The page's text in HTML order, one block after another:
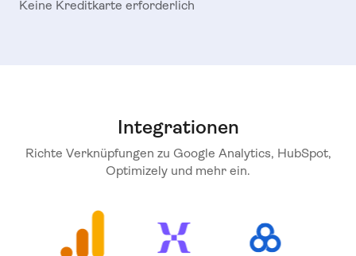
Keine Kreditkarte erforderlich
Integrationen
Richte Verknüpfungen zu Google Analytics, HubSpot,
Optimizely und mehr ein.